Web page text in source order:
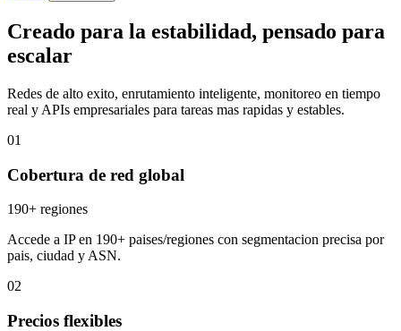
Creado para la estabilidad, pensado para
escalar
Redes de alto exito, enrutamiento inteligente, monitoreo en tiempo
real y APIs empresariales para tareas mas rapidas y estables.
01
Cobertura de red global
190+ regiones
Accede a IP en 190+ paises/regiones con segmentacion precisa por
pais, ciudad y ASN.
02
Precios flexibles